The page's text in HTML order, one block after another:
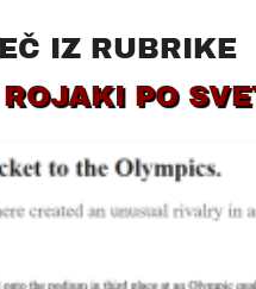
IZ RUBRIKE
ROJAKI PO